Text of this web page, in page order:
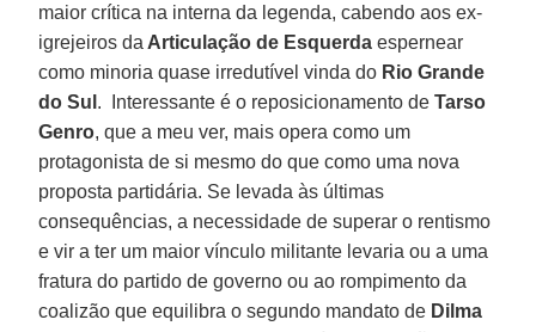
maior crítica na interna da legenda, cabendo aos ex-
igrejeiros da Articulação de Esquerda espernear
como minoria quase irredutível vinda do Rio Grande
do Sul . Interessante é o reposicionamento deTarso
Genro, que a meu ver, mais opera como um
protagonista de si mesmo do que como uma nova
proposta partidária. Se levada às últimas
consequências, a necessidade de superar o rentismo
e vir a ter um maior vínculo militante levaria ou a uma
fratura do partido de governo ou ao rompimento da
coalizão que equilibra o segundo mandato de Dilma